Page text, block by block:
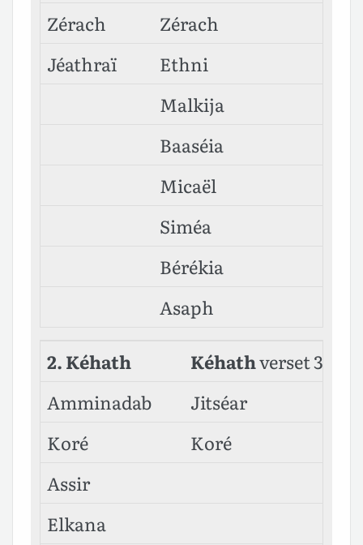
Zérach
Zérach
Jéathraï
Ethni
Malkija
Baaséia
Micaël
Siméa
Bérékia
Asaph
2. Kéhath Kéhathverset 33
Amminadab
Jitséar
Koré
Koré
Assir
Elkana